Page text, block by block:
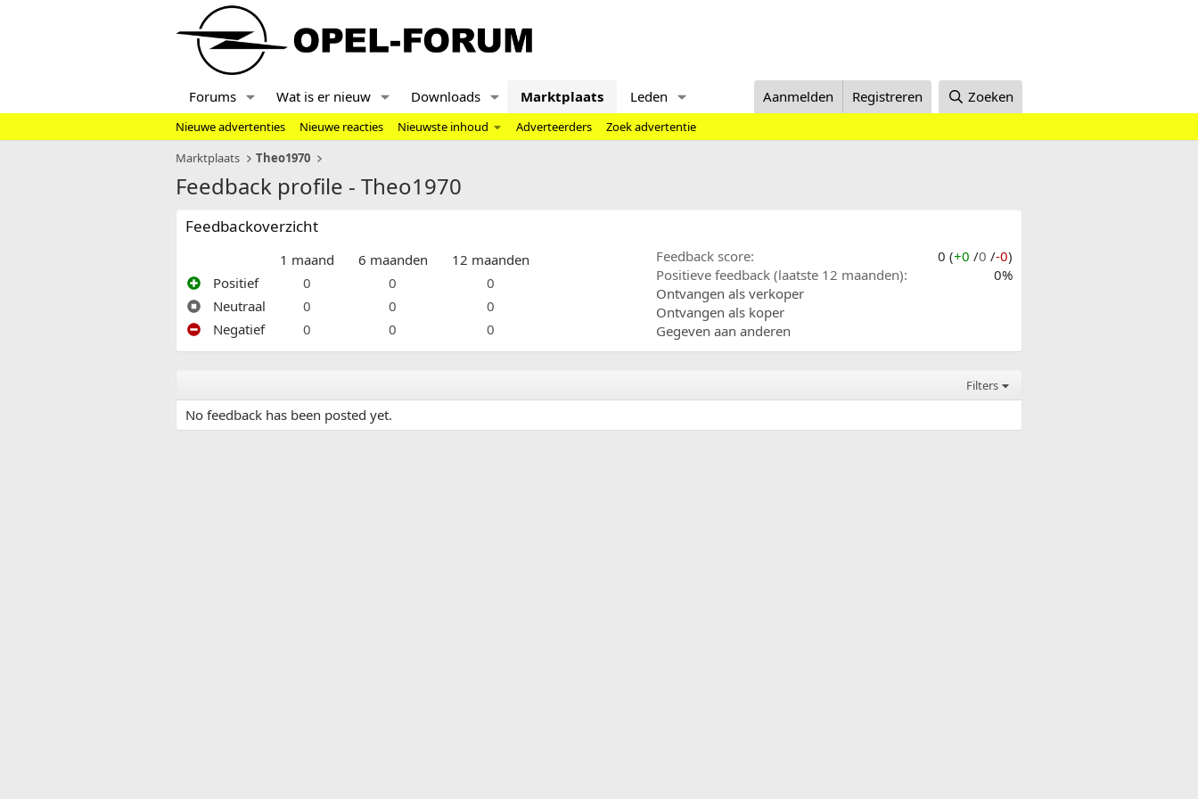
Forums Wat is er nieuw Downloads Marktplaats Leden Aanmelden Registreren Zoeken
Nieuwe advertenties Nieuwe reacties Nieuwste inhoud Adverteerders
Zoek advertentie
Marktplaats
Theo1970
Feedback profile - Theo1970
Feedbackoverzicht
1 maand 6 maanden
12 maanden
Positief
0 0
0
Neutraal
0 0
0
Negatief
0 0 0
Feedback score 0 (+0 /0 /-0)
Positieve feedback (laatste 12 maanden)
0%
Ontvangen als verkoper
Ontvangen als koper
Gegeven aan anderen
Filters
No feedback has been posted yet.